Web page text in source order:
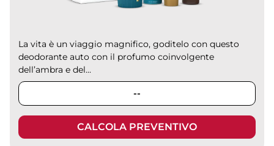
La vita è un viaggio magnifico, goditelo con questo
deodorante auto con il profumo coinvolgente
dell’ambra e del...
--
CALCOLA PREVENTIVO